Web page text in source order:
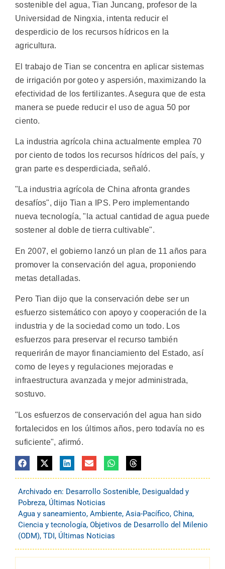
sostenible del agua, Tian Juncang, profesor de la
Universidad de Ningxia, intenta reducir el
desperdicio de los recursos hídricos en la
agricultura.
El trabajo de Tian se concentra en aplicar sistemas
de irrigación por goteo y aspersión, maximizando la
efectividad de los fertilizantes. Asegura que de esta
manera se puede reducir el uso de agua 50 por
ciento.
La industria agrícola china actualmente emplea 70
por ciento de todos los recursos hídricos del país, y
gran parte es desperdiciada, señaló.
"La industria agrícola de China afronta grandes
desafíos", dijo Tian a IPS. Pero implementando
nueva tecnología, "la actual cantidad de agua puede
sostener al doble de tierra cultivable".
En 2007, el gobierno lanzó un plan de 11 años para
promover la conservación del agua, proponiendo
metas detalladas.
Pero Tian dijo que la conservación debe ser un
esfuerzo sistemático con apoyo y cooperación de la
industria y de la sociedad como un todo. Los
esfuerzos para preservar el recurso también
requerirán de mayor financiamiento del Estado, así
como de leyes y regulaciones mejoradas e
infraestructura avanzada y mejor administrada,
sostuvo.
"Los esfuerzos de conservación del agua han sido
fortalecidos en los últimos años, pero todavía no es
suficiente", afirmó.
Archivado en: Desarrollo Sostenible, Desigualdad y
Pobreza, Últimas Noticias
Agua y saneamiento, Ambiente, Asia-Pacífico, China,
Ciencia y tecnología, Objetivos de Desarrollo del Milenio
(ODM), TDI, Últimas Noticias